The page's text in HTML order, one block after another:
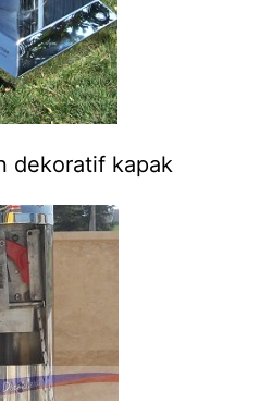
dekoratif kapak